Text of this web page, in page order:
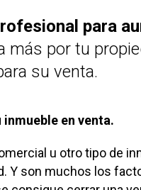
para
más por tu
su venta.
en venta.
u otro tipo de
Y son muchos los